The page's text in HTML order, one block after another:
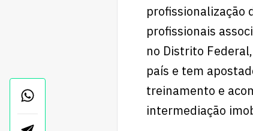
profissionalização
profissionais
no Distrito
país e tem
treinamento e
intermediação